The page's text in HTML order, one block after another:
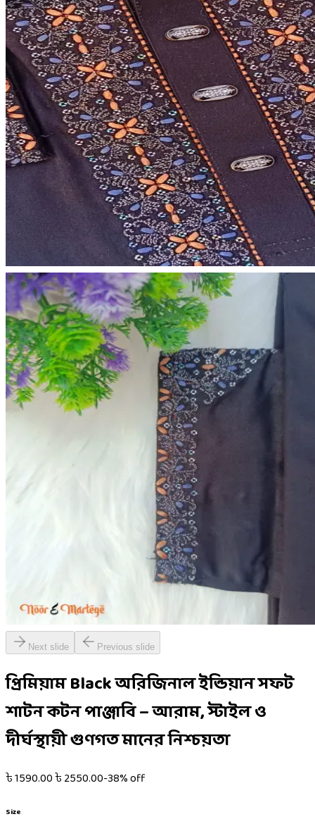
Next slide Previous slide
প্রিমিয়াম Black অরিজিনাল ইন্ডিয়ান সফট
শাটন কটন পাঞ্জাবি – আরাম, স্টাইল ও
দীর্ঘস্থায়ী গুণগত মানের নিশ্চয়তা
৳1590.00৳2550.00-38% off
Size